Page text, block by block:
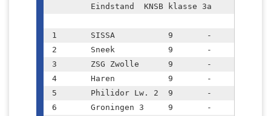
1	SISSA		9	-	16		43.5
2	Sneek		9	-	13		41.5
3	ZSG Zwolle	9	-	12		39.0
4	Haren		9	-	11		37.5
5	Philidor Lw. 2	9	-	10		37.0
6	Groningen 3	9	-	9		36.5